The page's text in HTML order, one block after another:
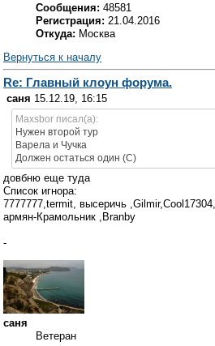
Сообщения: 48581
Регистрация: 21.04.2016
Откуда: Москва
Вернуться к началу
Re: Главный клоун форума.
саня 15.12.19, 16:15
Maxsbor писал(а):
Нужен второй тур
Варела и Чучка
Должен остаться один (С)
довбню еще туда
Список игнора:
7777777,termit, высеричь
армян-Крамольник ,Branby
-
саня
Ветеран